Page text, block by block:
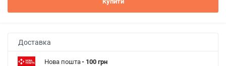
Доставка
Нова пошта- 100 грн